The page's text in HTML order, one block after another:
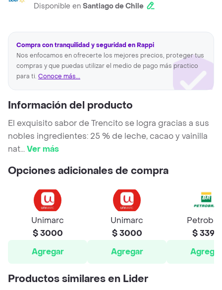
Disponible en Santiago de Chile
Compra con tranquilidad y seguridad en Rappi
Nos enfocamos en ofrecerte los mejores precios, proteger tus
compras y que puedas utilizar el medio de pago más practico
para ti. Conoce más...
Información del producto
El exquisito sabor de Trencito se logra gracias a sus
nobles ingredientes: 25 % de leche, cacao y vainilla
nat...Ver más
Opciones adicionales de compra
Unimarc
$ 3000
Agregar
Unimarc
$ 3000
Agregar
$ 3390
Agregar
Productos similares en Lider